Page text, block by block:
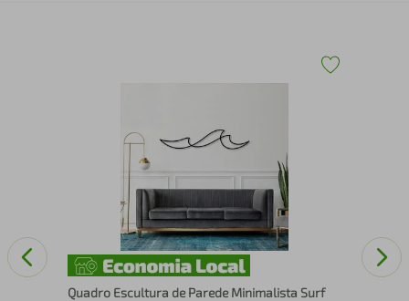
Quadro Escultura de Parede Minimalista Surf